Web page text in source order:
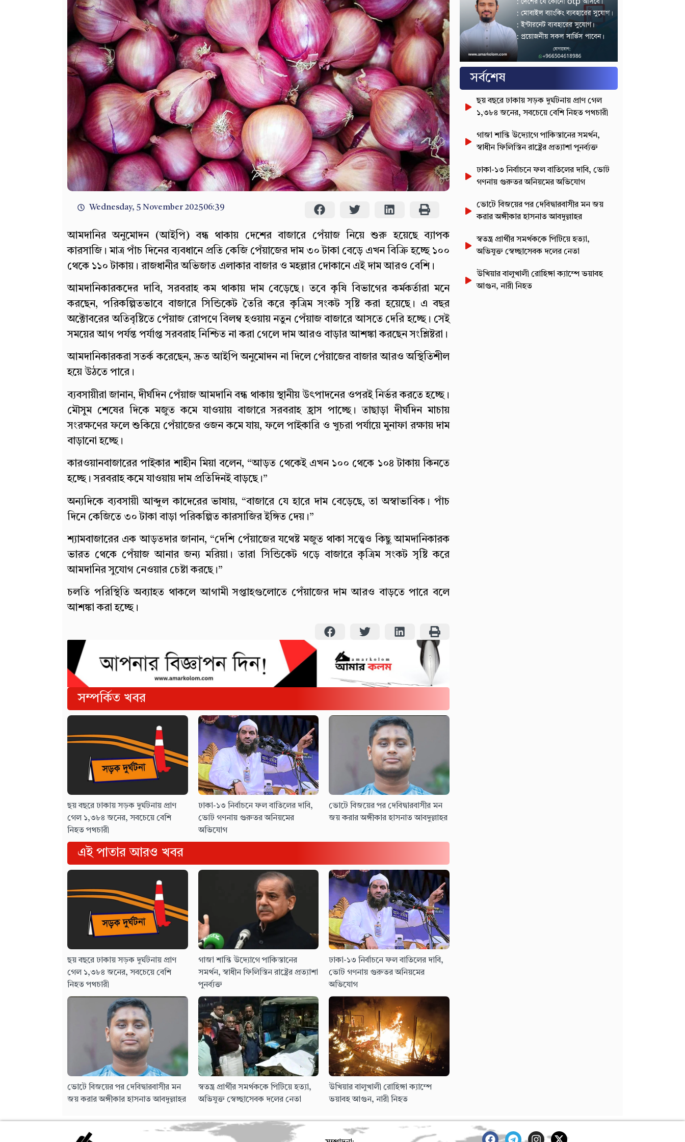
Wednesday, 5 November 202506:39
আমদানির অনুমোদন (আইপি) বন্ধ থাকায় দেশের বাজারে পেঁয়াজ নিয়ে শুরু হয়েছে ব্যাপক
কারসাজি। মাত্র পাঁচ দিনের ব্যবধানে প্রতি কেজি পেঁয়াজের দাম ৩০ টাকা বেড়ে এখন বিক্রি হচ্ছে ১০০
থেকে ১১০ টাকায়। রাজধানীর অভিজাত এলাকার বাজার ও মহল্লার দোকানে এই দাম আরও বেশি।
আমদানিকারকদের দাবি, সরবরাহ কম থাকায় দাম বেড়েছে। তবে কৃষি বিভাগের কর্মকর্তারা মনে
করছেন, পরিকল্পিতভাবে বাজারে সিন্ডিকেট তৈরি করে কৃত্রিম সংকট সৃষ্টি করা হয়েছে। এ বছর
অক্টোবরের অতিবৃষ্টিতে পেঁয়াজ রোপণে বিলম্ব হওয়ায় নতুন পেঁয়াজ বাজারে আসতে দেরি হচ্ছে। সেই
সময়ের আগ পর্যন্ত পর্যাপ্ত সরবরাহ নিশ্চিত না করা গেলে দাম আরও বাড়ার আশঙ্কা করছেন সংশ্লিষ্টরা।
আমদানিকারকরা সতর্ক করেছেন, দ্রুত আইপি অনুমোদন না দিলে পেঁয়াজের বাজার আরও অস্থিতিশীল
হয়ে উঠতে পারে।
ব্যবসায়ীরা জানান, দীর্ঘদিন পেঁয়াজ আমদানি বন্ধ থাকায় স্থানীয় উৎপাদনের ওপরই নির্ভর করতে হচ্ছে।
মৌসুম শেষের দিকে মজুত কমে যাওয়ায় বাজারে সরবরাহ হ্রাস পাচ্ছে। তাছাড়া দীর্ঘদিন মাচায়
সংরক্ষণের ফলে শুকিয়ে পেঁয়াজের ওজন কমে যায়, ফলে পাইকারি ও খুচরা পর্যায়ে মুনাফা রক্ষায় দাম
বাড়ানো হচ্ছে।
কারওয়ানবাজারের পাইকার শাহীন মিয়া বলেন, “আড়ত থেকেই এখন ১০০ থেকে ১০৪ টাকায় কিনতে
হচ্ছে। সরবরাহ কমে যাওয়ায় দাম প্রতিদিনই বাড়ছে।”
অন্যদিকে ব্যবসায়ী আব্দুল কাদেরের ভাষায়, “বাজারে যে হারে দাম বেড়েছে, তা অস্বাভাবিক। পাঁচ
দিনে কেজিতে ৩০ টাকা বাড়া পরিকল্পিত কারসাজির ইঙ্গিত দেয়।”
শ্যামবাজারের এক আড়তদার জানান, “দেশি পেঁয়াজের যথেষ্ট মজুত থাকা সত্ত্বেও কিছু আমদানিকারক
ভারত থেকে পেঁয়াজ আনার জন্য মরিয়া। তারা সিন্ডিকেট গড়ে বাজারে কৃত্রিম সংকট সৃষ্টি করে
আমদানির সুযোগ নেওয়ার চেষ্টা করছে।”
চলতি পরিস্থিতি অব্যাহত থাকলে আগামী সপ্তাহগুলোতে পেঁয়াজের দাম আরও বাড়তে পারে বলে
আশঙ্কা করা হচ্ছে।
সম্পর্কিত খবর
ছয় বছরে ঢাকায় সড়ক দুর্ঘটনায় প্রাণ
গেল ১,৩৮৪ জনের, সবচেয়ে বেশি
নিহত পথচারী
ঢাকা-১৩ নির্বাচনে ফল বাতিলের দাবি,
ভোট গণনায় গুরুতর অনিয়মের
অভিযোগ
ভোটে বিজয়ের পর দেবিদ্বারবাসীর মন
জয় করার অঙ্গীকার হাসনাত আবদুল্লাহর
এই পাতার আরও খবর
ছয় বছরে ঢাকায় সড়ক দুর্ঘটনায় প্রাণ
গেল ১,৩৮৪ জনের, সবচেয়ে বেশি
নিহত পথচারী
গাজা শান্তি উদ্যোগে পাকিস্তানের
সমর্থন, স্বাধীন ফিলিস্তিন রাষ্ট্রের প্রত্যাশা
পুনর্ব্যক্ত
ঢাকা-১৩ নির্বাচনে ফল বাতিলের দাবি,
ভোট গণনায় গুরুতর অনিয়মের
অভিযোগ
ভোটে বিজয়ের পর দেবিদ্বারবাসীর মন
জয় করার অঙ্গীকার হাসনাত আবদুল্লাহর
স্বতন্ত্র প্রার্থীর সমর্থককে পিটিয়ে হত্যা,
অভিযুক্ত স্বেচ্ছাসেবক দলের নেতা
উখিয়ার বালুখালী রোহিঙ্গা ক্যাম্পে
ভয়াবহ আগুন, নারী নিহত
সর্বশেষ
ছয় বছরে ঢাকায় সড়ক দুর্ঘটনায় প্রাণ গেল
১,৩৮৪ জনের, সবচেয়ে বেশি নিহত পথচারী
গাজা শান্তি উদ্যোগে পাকিস্তানের সমর্থন,
স্বাধীন ফিলিস্তিন রাষ্ট্রের প্রত্যাশা পুনর্ব্যক্ত
ঢাকা-১৩ নির্বাচনে ফল বাতিলের দাবি, ভোট
গণনায় গুরুতর অনিয়মের অভিযোগ
ভোটে বিজয়ের পর দেবিদ্বারবাসীর মন জয়
করার অঙ্গীকার হাসনাত আবদুল্লাহর
স্বতন্ত্র প্রার্থীর সমর্থককে পিটিয়ে হত্যা,
অভিযুক্ত স্বেচ্ছাসেবক দলের নেতা
উখিয়ার বালুখালী রোহিঙ্গা ক্যাম্পে ভয়াবহ
আগুন, নারী নিহত